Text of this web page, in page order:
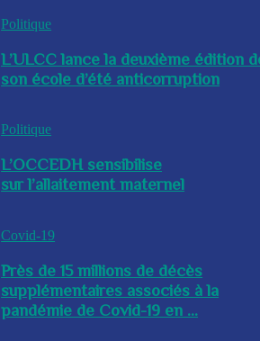
Politique
L’ULCC lance la deuxième édition
son école d’été anticorruption
Politique
L’OCCEDH sensibilise
sur l’allaitement maternel
Covid-19
Près de 15 millions de décès
supplémentaires associés à la
pandémie de Covid-19 en ...